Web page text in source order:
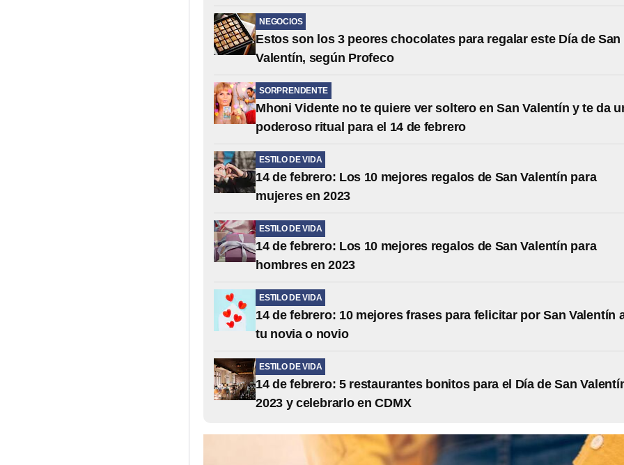
NEGOCIOS
Estos son los 3 peores chocolates para regalar este Día de San
Valentín, según Profeco
SORPRENDENTE
Mhoni Vidente no te quiere ver soltero en San Valentín y te da
poderoso ritual para el 14 de febrero
ESTILO DE VIDA
14 de febrero: Los 10 mejores regalos de San Valentín para
mujeres en 2023
ESTILO DE VIDA
14 de febrero: Los 10 mejores regalos de San Valentín para
hombres en 2023
ESTILO DE VIDA
14 de febrero: 10 mejores frases para felicitar por San Valentín
tu novia o novio
ESTILO DE VIDA
14 de febrero: 5 restaurantes bonitos para el Día de San
2023 y celebrarlo en CDMX